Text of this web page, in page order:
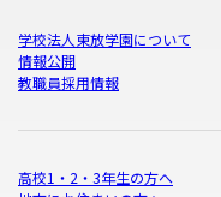
学校法人東放学園について
情報公開
教職員採用情報
高校1・2・3年生の方へ